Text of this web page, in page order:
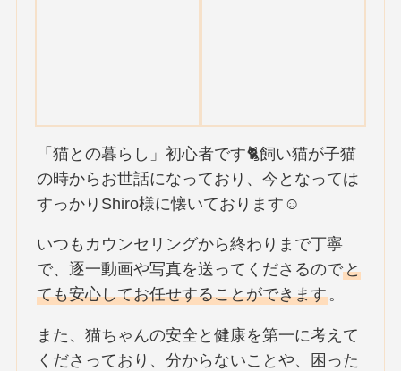
「猫との暮らし」初心者です🐈飼い猫が子猫
の時からお世話になっており、今となっては
すっかりShiro様に懐いております☺️
いつもカウンセリングから終わりまで丁寧
で、逐一動画や写真を送ってくださるのでと
ても安心してお任せすることができます。
また、猫ちゃんの安全と健康を第一に考えて
くださっており、分からないことや、困った